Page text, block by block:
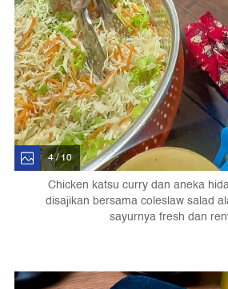
4 / 10
Chicken katsu curry dan aneka
disajikan bersama coleslaw salad
sayurnya fresh dan